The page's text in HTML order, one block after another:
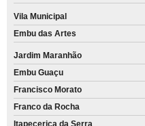
Vila Municipal
Embu das Artes
Jardim Maranhão
Embu Guaçu
Francisco Morato
Franco da Rocha
Itapecerica da Serra